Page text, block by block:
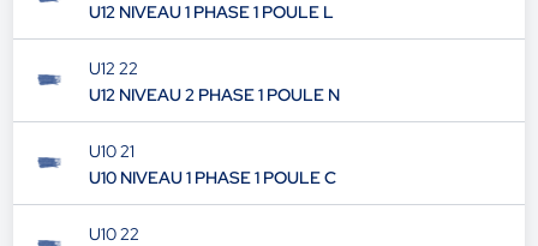
U12 NIVEAU 1 PHASE 1 POULE L
U12 22
U12 NIVEAU 2 PHASE 1 POULE N
U10 21
U10 NIVEAU 1 PHASE 1 POULE C
U10 22